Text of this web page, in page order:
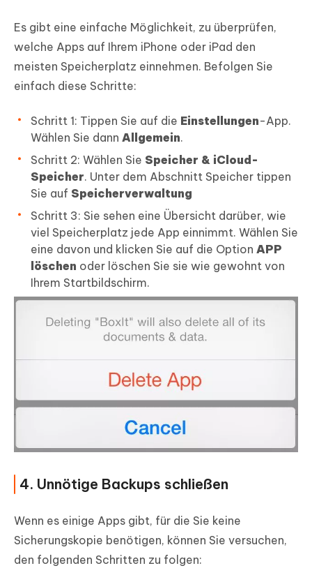
Es gibt eine einfache Möglichkeit, zu überprüfen,
welche Apps auf Ihrem iPhone oder iPad den
meisten Speicherplatz einnehmen. Befolgen Sie
einfach diese Schritte:
Schritt 1: Tippen Sie auf die Einstellungen-App.
Wählen Sie dann Allgemein.
Schritt 2: Wählen Sie Speicher & iCloud-
Speicher. Unter dem Abschnitt Speicher tippen
Sie auf Speicherverwaltung
Schritt 3: Sie sehen eine Übersicht darüber, wie
viel Speicherplatz jede App einnimmt. Wählen Sie
eine davon und klicken Sie auf die Option APP
löschen oder löschen Sie sie wie gewohnt von
Ihrem Startbildschirm.
4. Unnötige Backups schließen
Wenn es einige Apps gibt, für die Sie keine
Sicherungskopie benötigen, können Sie versuchen,
den folgenden Schritten zu folgen: